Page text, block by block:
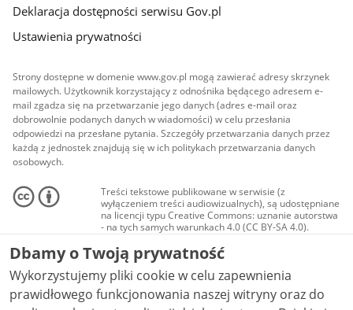
Deklaracja dostępności serwisu Gov.pl
Ustawienia prywatności
Strony dostępne w domenie www.gov.pl mogą zawierać adresy skrzynek
mailowych. Użytkownik korzystający z odnośnika będącego adresem e-
mail zgadza się na przetwarzanie jego danych (adres e-mail oraz
dobrowolnie podanych danych w wiadomości) w celu przesłania
odpowiedzi na przesłane pytania. Szczegóły przetwarzania danych przez
każdą z jednostek znajdują się w ich politykach przetwarzania danych
osobowych.
Treści tekstowe publikowane w serwisie (z
wyłączeniem treści audiowizualnych), są udostępniane
na licencji typu Creative Commons: uznanie autorstwa
- na tych samych warunkach 4.0 (CC BY-SA 4.0).
Materiały audiowizualne, w tym zdjęcia, materiały
audio i wideo, są udostępniane na licencji typu
Creative Commons: uznanie autorstwa użycie
niekomercyjne - bez utworów zależnych 4.0 (CC BY-
NC-ND 4.0), o ile nie jest to stwierdzone inaczej.
Dbamy o Twoją prywatność
Wykorzystujemy pliki cookie w celu zapewnienia
prawidłowego funkcjonowania naszej witryny oraz do